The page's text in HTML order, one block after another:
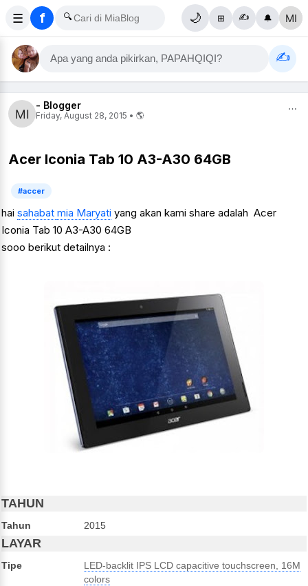
☰ f 🔍 🌙 ⊞ ✍️ 🔔
Apa yang anda pikirkan, PAPAHQIQI? ✍️
- Blogger
Friday, August 28, 2015 • 🌎
⋯
Acer Iconia Tab 10 A3-A30 64GB
#accer
hai sahabat mia Maryati yang akan kami share adalah Acer
Iconia Tab 10 A3-A30 64GB
sooo berikut detailnya :
TAHUN
Tahun 2015
LAYAR
Tipe
LED-backlit IPS LCD capacitive touchscreen, 16M
colors